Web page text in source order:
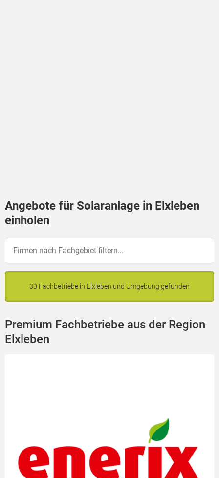
Angebote für Solaranlage in Elxleben
einholen
30 Fachbetriebe in Elxleben und Umgebung gefunden
Premium Fachbetriebe aus der Region
Elxleben